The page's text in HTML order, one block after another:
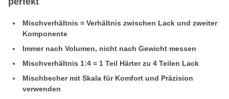
Mischverhältnis = Verhältnis zwischen Lack und zweiter
Komponente
Immer nach Volumen, nicht nach Gewicht messen
Mischverhältnis 1:4 = 1 Teil Härter zu 4 Teilen Lack
Mischbecher mit Skala für Komfort und Präzision
verwenden